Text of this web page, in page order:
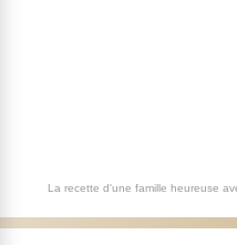
La recette d'une famille heureuse